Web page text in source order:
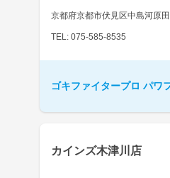
京都府京都市伏見区中島河原
TEL: 075-585-8535
ゴキファイタープロ パワ
カインズ木津川店